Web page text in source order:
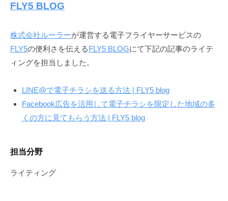
FLY5 BLOG
株式会社ルーラーが運営する電子フライヤーサービスの
FLY5の便利さを伝えるFLY5 BLOGにて下記の記事のライテ
ィングを担当しました。
LINE@で電子チラシを送る方法 | FLY5 blog
Facebook広告を活用して電子チラシを限定した地域の多
くの方に見てもらう方法 | FLY5 blog
担当分野
ライティング